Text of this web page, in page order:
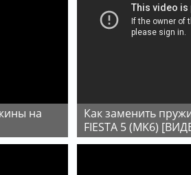
Как заменить пружины задней подвески на FORD
FIESTA 5 (MK6)